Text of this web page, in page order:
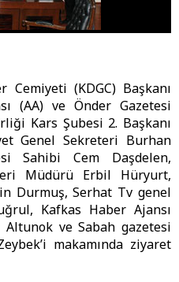
Cemiyeti (KDGC) Başkanı
(AA) ve Önder Gazetesi
Kars Şubesi 2. Başkanı
Genel Sekreteri Burhan
Sahibi Cem Daşdelen,
Müdürü Erbil Hüryurt,
Durmuş, Serhat Tv genel
Kafkas Haber Ajansı
ve Sabah gazetesi
makamında ziyaret